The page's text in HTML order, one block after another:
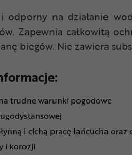
i odporny na działanie
Zapewnia całkowitą
biegów. Nie zawiera
trudne warunki pogodowe
i cichą pracę łańcucha oraz
i korozji